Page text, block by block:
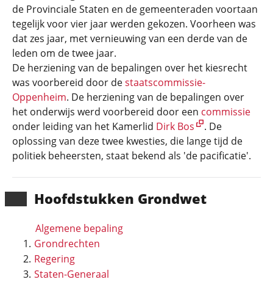
Hoofd­stukken Grondwet
Algemene bepaling
Grondrechten
Regering
Staten-Generaal
de Provinciale Staten en de gemeenteraden voortaan
tegelijk voor vier jaar werden gekozen. Voorheen was
dat zes jaar, met vernieuwing van een derde van de
leden om de twee jaar.
De herziening van de bepalingen over het kiesrecht
was voorbereid door destaatscommissie-
Oppenheim. De herziening van de bepalingen over
het onderwijs werd voorbereid door een commissie
onder leiding van het Kamerlid Dirk Bos
. De
oplossing van deze twee kwesties, die lange tijd de
politiek beheersten, staat bekend als 'de pacificatie'.